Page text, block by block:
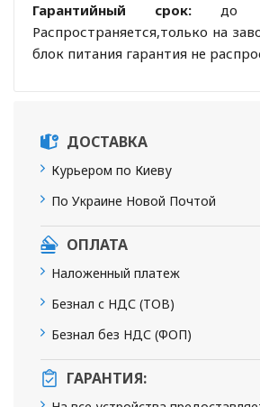
Гарантийный срок: до
Распространяется,только на
блок питания гарантия не
ДОСТАВКА
Курьером по Киеву
По Украине Новой Почтой
ОПЛАТА
Наложенный платеж
Безнал с НДС (ТОВ)
Безнал без НДС (ФОП)
ГАРАНТИЯ: